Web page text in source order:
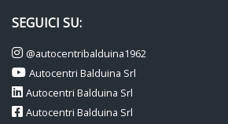
SEGUICI SU:
@autocentribalduina1962
Autocentri Balduina Srl
Autocentri Balduina Srl
Autocentri Balduina Srl